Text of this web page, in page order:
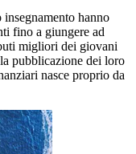
hanno
fino a giungere ad
migliori dei giovani
pubblicazione dei loro
nasce proprio da